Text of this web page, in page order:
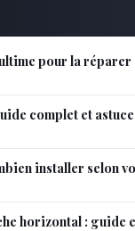
pour la
complet et
installer selon
horizontal : guide